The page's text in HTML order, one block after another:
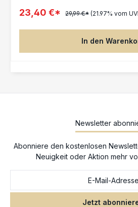
ermöglicht, leicht darüber und
sind zusammen verpackt.
23,40 €* 29,99 €* (21.97% vom
In den
Newsletter
Abonniere den kostenlosen
Neuigkeit oder Aktion mehr
Jetzt